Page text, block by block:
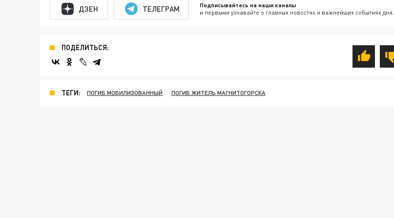
ДЗЕН ТЕЛЕГРАМ Подписывайтесь на наши каналы
и первыми узнавайте о главных новостях и важнейших событиях дня.
ПОДЕЛИТЬСЯ:
ТЕГИ: ПОГИБ МОБИЛИЗОВАННЫЙ ПОГИБ ЖИТЕЛЬ МАГНИТОГОРСКА